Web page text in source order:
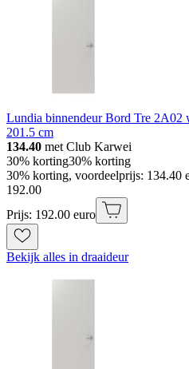
Lundia binnendeur Bord Tre 2A02
201.5 cm
134.40 met Club Karwei
30% korting30% korting
30% korting, voordeelprijs: 134.40
192.00
Prijs: 192.00 euro
Bekijk alles in draaideur